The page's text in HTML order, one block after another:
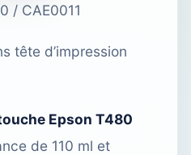
/ CAE0011
tête d’impression
Epson T480
de 110 ml et